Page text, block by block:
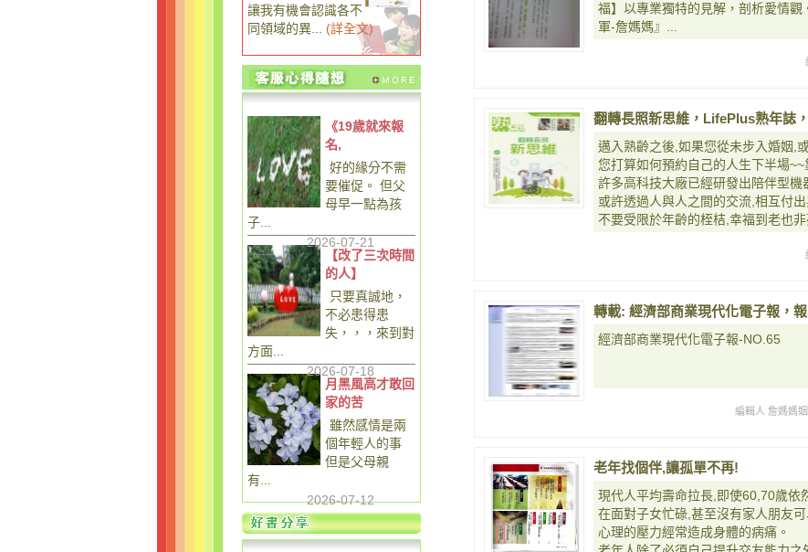
讓我有機會認識各不
同領域的異...
(詳全文)
《19歲就來報
名,
好的緣分不需
要催促。 但父
母早一點為孩
子...
2026-07-21
【改了三次時間
的人】
只要真誠地，
不必患得患
失，，，來到對
方面...
2026-07-18
月黑風高才敢回
家的苦
雖然感情是兩
個年輕人的事
但是父母親
有...
2026-07-12
福】以專業獨特的見解，剖析愛情
軍-詹媽媽』...
翻轉長照新思維，LifePlus熟年誌
邁入熟齡之後,如果您從未步入婚姻,
您打算如何預約自己的人生下半場
許多高科技大廠已經研發出陪伴型
或許透過人與人之間的交流,相互付出
不要受限於年齡的桎桔,幸福到老也非
轉載: 經濟部商業現代化電子報，
經濟部商業現代化電子報-NO.65
編輯人 詹媽媽
老年找個伴,讓孤單不再!
現代人平均壽命拉長,即使60,70歲依
在面對子女忙碌,甚至沒有家人朋友
心理的壓力經常造成身體的病痛。